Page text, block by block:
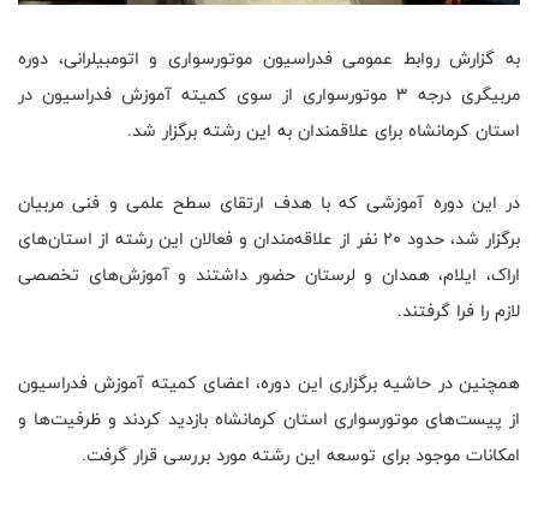
به گزارش روابط عمومی فدراسیون موتورسواری و اتومبیلرانی، دوره
مربیگری درجه ۳ موتورسواری از سوی کمیته آموزش فدراسیون در
استان کرمانشاه برای علاقمندان به این رشته برگزار شد.
در این دوره آموزشی که با هدف ارتقای سطح علمی و فنی مربیان
برگزار شد، حدود ۲۰ نفر از علاقه‌مندان و فعالان این رشته از استان‌های
اراک، ایلام، همدان و لرستان حضور داشتند و آموزش‌های تخصصی
لازم را فرا گرفتند.
همچنین در حاشیه برگزاری این دوره، اعضای کمیته آموزش فدراسیون
از پیست‌های موتورسواری استان کرمانشاه بازدید کردند و ظرفیت‌ها و
امکانات موجود برای توسعه این رشته مورد بررسی قرار گرفت.